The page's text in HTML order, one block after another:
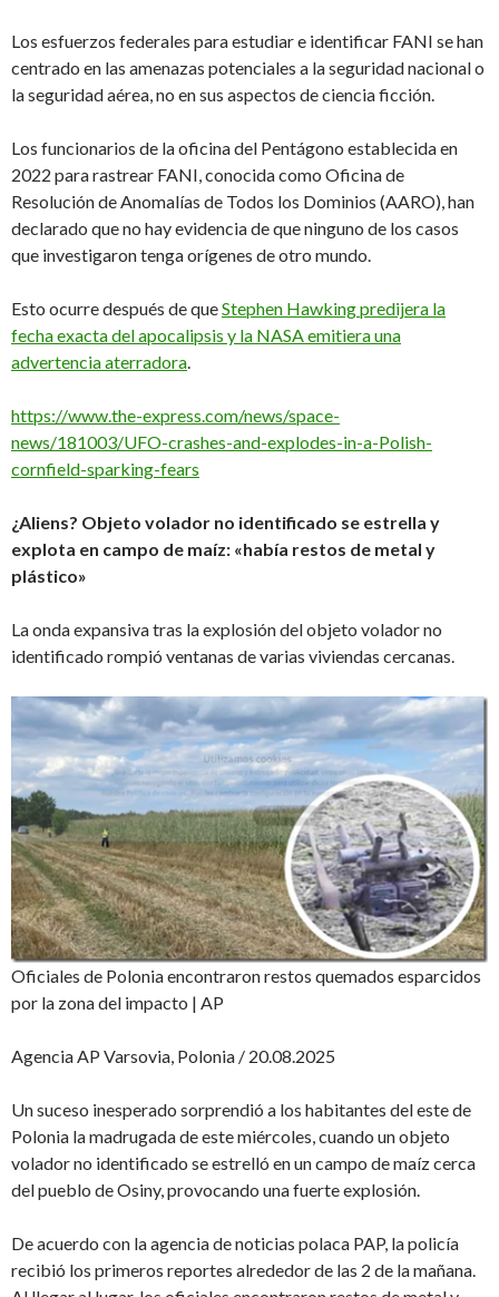
Los esfuerzos federales para estudiar e identificar FANI se han
centrado en las amenazas potenciales a la seguridad nacional o
la seguridad aérea, no en sus aspectos de ciencia ficción.
Los funcionarios de la oficina del Pentágono establecida en
2022 para rastrear FANI, conocida como Oficina de
Resolución de Anomalías de Todos los Dominios (AARO), han
declarado que no hay evidencia de que ninguno de los casos
que investigaron tenga orígenes de otro mundo.
Esto ocurre después de queStephen Hawking predijera la
fecha exacta del apocalipsis y la NASA emitiera una
advertencia aterradora.
https://www.the-express.com/news/space-
news/181003/UFO-crashes-and-explodes-in-a-Polish-
cornfield-sparking-fears
¿Aliens? Objeto volador no identificado se estrella y
explota en campo de maíz: «había restos de metal y
plástico»
La onda expansiva tras la explosión del objeto volador no
identificado rompió ventanas de varias viviendas cercanas.
Oficiales de Polonia encontraron restos quemados esparcidos
por la zona del impacto | AP
Agencia AP Varsovia, Polonia / 20.08.2025
Un suceso inesperado sorprendió a los habitantes del este de
Polonia la madrugada de este miércoles, cuando un objeto
volador no identificado se estrelló en un campo de maíz cerca
del pueblo de Osiny, provocando una fuerte explosión.
De acuerdo con la agencia de noticias polaca PAP, la policía
recibió los primeros reportes alrededor de las 2 de la mañana.